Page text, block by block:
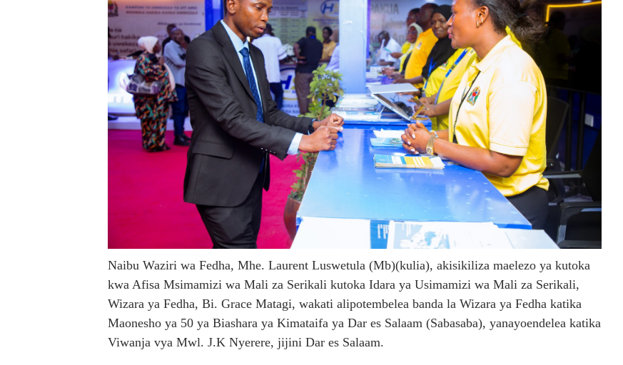
Naibu Waziri wa Fedha, Mhe. Laurent Luswetula (Mb)(kulia), akisikiliza maelezo ya kutoka
kwa Afisa Msimamizi wa Mali za Serikali kutoka Idara ya Usimamizi wa Mali za Serikali,
Wizara ya Fedha, Bi. Grace Matagi, wakati alipotembelea banda la Wizara ya Fedha katika
Maonesho ya 50 ya Biashara ya Kimataifa ya Dar es Salaam (Sabasaba), yanayoendelea katika
Viwanja vya Mwl. J.K Nyerere, jijini Dar es Salaam.